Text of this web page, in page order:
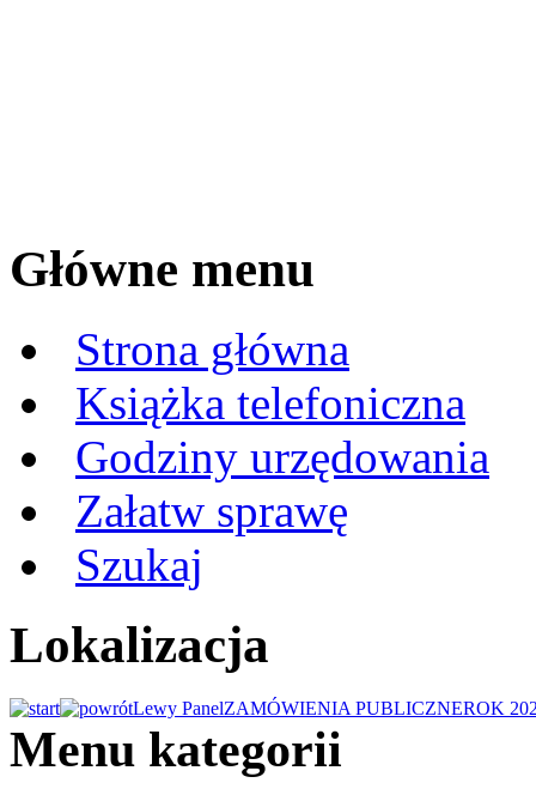
Główne menu
Strona główna
Książka telefoniczna
Godziny urzędowania
Załatw sprawę
Szukaj
Lokalizacja
Lewy PanelZAMÓWIENIA PUBLICZNEROK
Menu kategorii